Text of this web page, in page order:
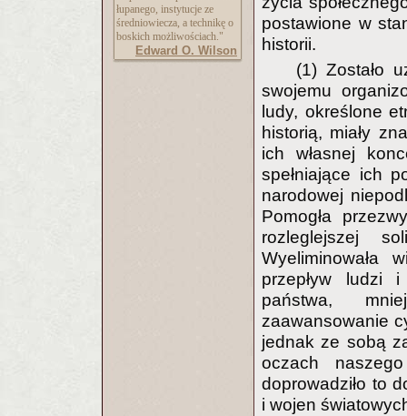
łupanego, instytucje ze
średniowiecza, a technikę o
boskich możliwościach."
Edward O. Wilson
postawione w
historii.
(1) Zostało
swojemu
ludy, określone
historią, miały
ich własnej
spełniające ich
narodowej
Pomogła
rozleglejszej
Wyeliminowała
przepływ ludzi
państwa,
zaawansowanie
jednak ze sobą
oczach
doprowadziło to
i wojen